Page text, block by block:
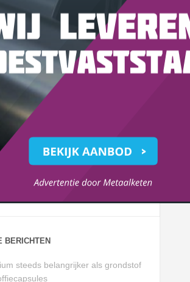
BERICHTEN
steeds belangrijker als grondstof